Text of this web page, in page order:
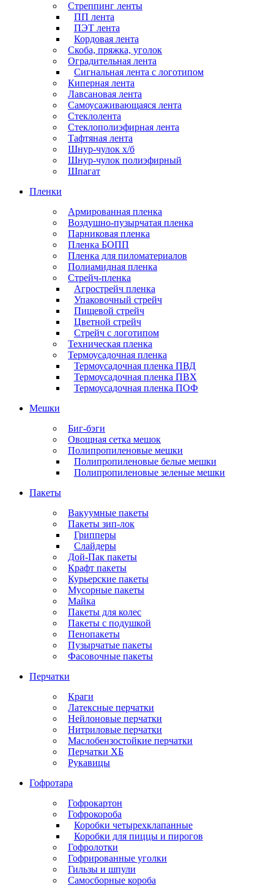
Стреппинг ленты
ПП лента
ПЭТ лента
Кордовая лента
Скоба, пряжка, уголок
Оградительная лента
Сигнальная лента с логотипом
Киперная лента
Лавсановая лента
Самоусаживающаяся лента
Стеклолента
Стеклополиэфирная лента
Тафтяная лента
Шнур-чулок х/б
Шнур-чулок полиэфирный
Шпагат
Пленки
Армированная пленка
Воздушно-пузырчатая пленка
Парниковая пленка
Пленка БОПП
Пленка для пиломатериалов
Полиамидная пленка
Стрейч-пленка
Агрострейч пленка
Упаковочный стрейч
Пищевой стрейч
Цветной стрейч
Стрейч с логотипом
Техническая пленка
Термоусадочная пленка
Термоусадочная пленка ПВД
Термоусадочная пленка ПВХ
Термоусадочная пленка ПОФ
Мешки
Биг-бэги
Овощная сетка мешок
Полипропиленовые мешки
Полипропиленовые белые мешки
Полипропиленовые зеленые мешки
Пакеты
Вакуумные пакеты
Пакеты зип-лок
Грипперы
Слайдеры
Дой-Пак пакеты
Крафт пакеты
Курьерские пакеты
Мусорные пакеты
Майка
Пакеты для колес
Пакеты с подушкой
Пенопакеты
Пузырчатые пакеты
Фасовочные пакеты
Перчатки
Краги
Латексные перчатки
Нейлоновые перчатки
Нитриловые перчатки
Маслобензостойкие перчатки
Перчатки ХБ
Рукавицы
Гофротара
Гофрокартон
Гофрокороба
Коробки четырехклапанные
Коробки для пиццы и пирогов
Гофролотки
Гофрированные уголки
Гильзы и шпули
Самосборные короба